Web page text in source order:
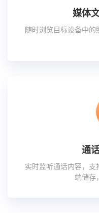
媒体
随时浏览目标设备中
通
实时监听通话内容，
端储存